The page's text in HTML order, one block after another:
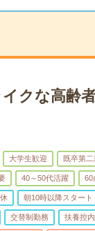
クな高齢
大学生歓迎 既卒第
40～50代活躍 60
朝10時以降スタート
交替制勤務 扶養控内